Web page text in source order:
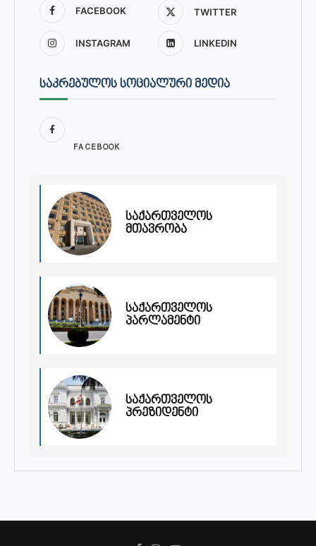
FACEBOOK TWITTER
INSTAGRAM LINKEDIN
ᲡᲐᲙᲠᲔᲑᲣᲚᲝᲡ ᲡᲝᲪᲘᲐᲚᲣᲠᲘ ᲛᲔᲓᲘᲐ
FACEBOOK
საქართველოს
მთავრობა
საქართველოს
პარლამენტი
საქართველოს
პრეზიდენტი